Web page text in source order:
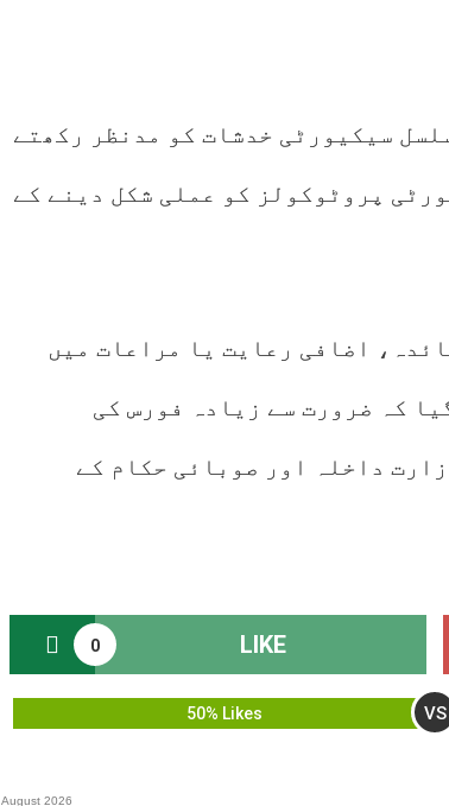
سیکیورٹی خدشات کو مدنظر رکھتے
پروٹوکولز کو عملی شکل دینے کے
اضافی رعایت یا مراعات میں
کہ ضرورت سے زیادہ فورس کی
داخلہ اور صوبائی حکام کے
0 LIKE
50% Likes VS
August 2026